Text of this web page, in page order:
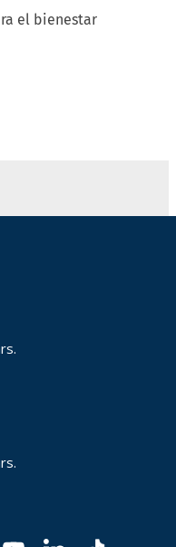
el bienestar